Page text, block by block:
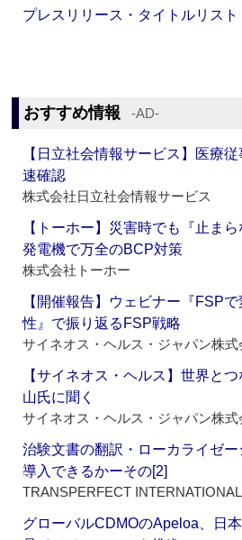
プレスリリース・タイトルリス
おすすめ情報 ‐AD‐
【日立社会情報サービス】医療
速確認
株式会社日立社会情報サービス
【トーホー】災害時でも『止ま
発電機で万全のBCP対策
株式会社トーホー
【開催報告】ウェビナー『FSP
性』で振り返るFSP戦略
サイネオス・ヘルス・ジャパン株式
【サイネオス・ヘルス】世界と
山氏に聞く
サイネオス・ヘルス・ジャパン株式
治験文書の翻訳・ローカライゼ
導入できるかーその[2]
TRANSPERFECT
グローバルCDMOのApeloa、日